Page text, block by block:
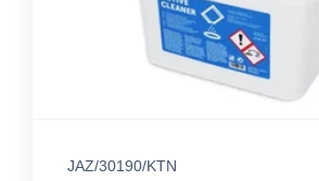
JAZ/30190/KTN